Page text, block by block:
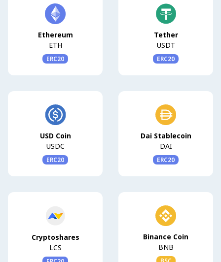
Ethereum
ETH
ERC20
Tether
USDT
ERC20
USD Coin
USDC
ERC20
Dai Stablecoin
DAI
ERC20
Cryptoshares
LCS
Binance Coin
BNB